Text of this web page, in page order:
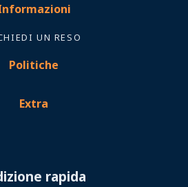
UN RESO
Politiche
Extra
rapida